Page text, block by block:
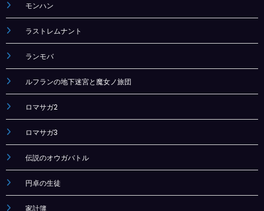
モンハン
ラストレムナント
ランモバ
ルフランの地下迷宮と魔女ノ旅団
ロマサガ2
ロマサガ3
伝説のオウガバトル
円卓の生徒
家計簿